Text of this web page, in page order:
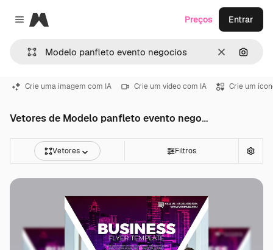
Close menu
Magnific
Limpar
Preços Entrar
Crie uma imagem com IA Crie um vídeo com IA Crie um
Vetores de Modelo panfleto evento negocios
Vetores Filtros